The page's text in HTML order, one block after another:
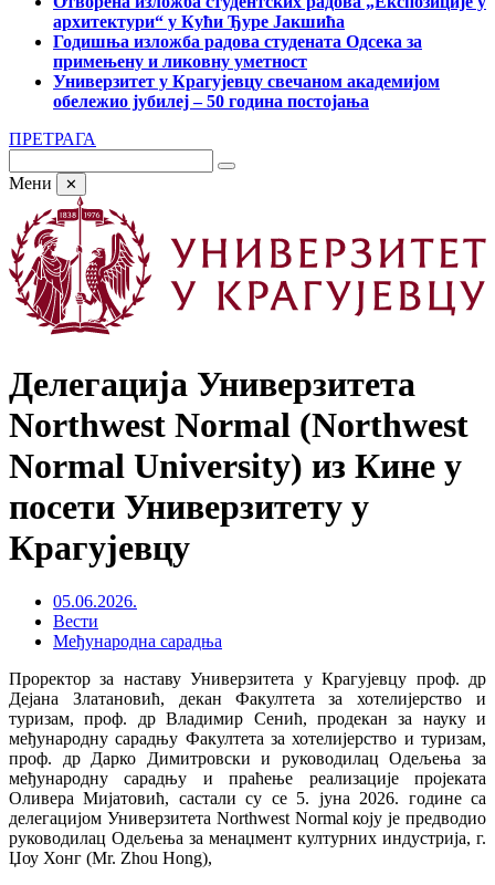
архитектури“ у Кући Ђуре Јакшића
Годишња изложба радова студената Одсека за
примењену и ликовну уметност
Универзитет у Крагујевцу свечаном академијом
обележио јубилеј – 50 година постојања
ПРЕТРАГА
Мени ✕
Делегација Универзитета
Northwest Normal (Northwest
Normal University) из Кине у
посети Универзитету у
Крагујевцу
05.06.2026.
Вести
Међународна сарадња
Проректор за наставу Универзитета у Крагујевцу проф. др
Дејана Златановић, декан Факултета за хотелијерство и
туризам, проф. др Владимир Сенић, продекан за науку и
међународну сарадњу Факултета за хотелијерство и туризам,
проф. др Дарко Димитровски и руководилац Одељења за
међународну сарадњу и праћење реализације пројеката
Оливера Мијатовић, састали су се 5. јуна 2026. године са
делегацијом Универзитета Northwest Normal коју је предводио
руководилац Одељења за менаџмент културних индустрија, г.
Џоу Хонг (Mr. Zhou Hong),